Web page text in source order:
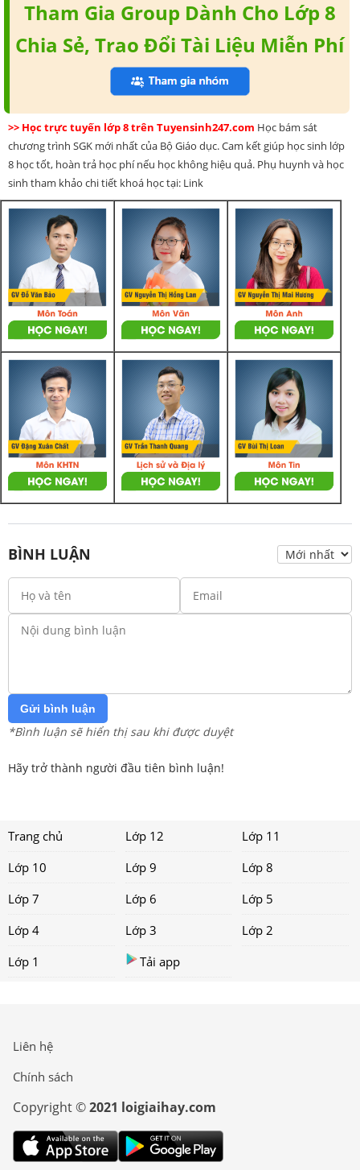
Tham Gia Group Dành Cho Lớp 8
Chia Sẻ, Trao Đổi Tài Liệu Miễn Phí
>> Học trực tuyến lớp 8 trên Tuyensinh247.com Học bám sát
chương trình SGK mới nhất của Bộ Giáo dục. Cam kết giúp học sinh lớp
8 học tốt, hoàn trả học phí nếu học không hiệu quả. Phụ huynh và học
sinh tham khảo chi tiết khoá học tại: Link
BÌNH LUẬN
Gửi bình luận
*Bình luận sẽ hiển thị sau khi được duyệt
Hãy trở thành người đầu tiên bình luận!
Trang chủ Lớp 12
Lớp 11
Lớp 10
Lớp 9
Lớp 8
Lớp 7
Lớp 6
Lớp 5
Lớp 4
Lớp 3
Lớp 2
Lớp 1
Tải app
Liên hệ
Chính sách
Copyright ©2021 loigiaihay.com